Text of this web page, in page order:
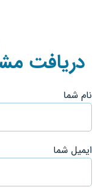
دریافت
نام شما
ایمیل شما